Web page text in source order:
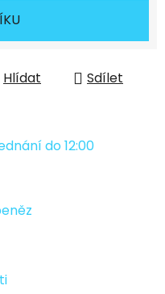
Hlídat Sdílet
do 12:00